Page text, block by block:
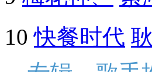
10 快餐时代